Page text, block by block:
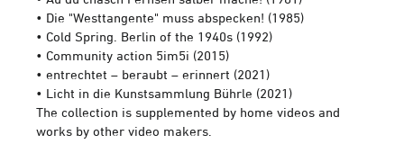
• Die "Westtangente" muss abspecken! (1985)
• Cold Spring. Berlin of the 1940s (1992)
• Community action 5im5i (2015)
• entrechtet – beraubt – erinnert (2021)
• Licht in die Kunstsammlung Bührle (2021)
The collection is supplemented by home videos and
works by other video makers.